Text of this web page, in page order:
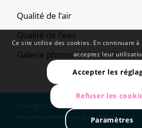
Qualité de l’air
Qualité de l’eau
Galerie photos
Copyright © 2024 - Douvaine - Site réalisé par
Illustrations réalisées par Studio K'ctus
Ce site utilise des cookies. En continuant
acceptez leur
Accepter les
Refuser les
Paramètres